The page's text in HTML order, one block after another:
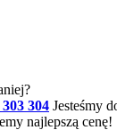
304 Jesteśmy
najlepszą cenę!